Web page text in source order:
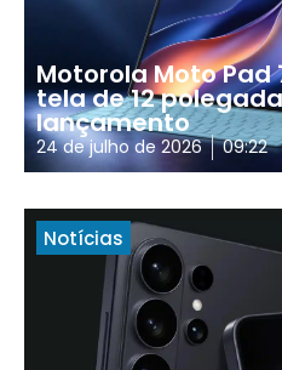
Motorola Moto
tela de 12
lançamento
24 de julho de 2026 09:22
Notícias